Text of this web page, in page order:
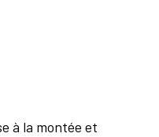
à la montée et